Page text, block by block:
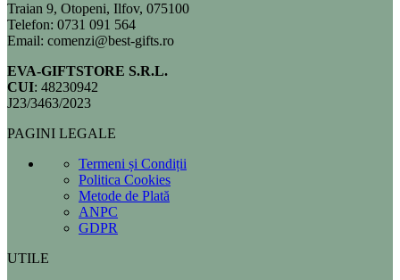
Traian 9, Otopeni, Ilfov, 075100
Telefon: 0731 091 564
Email: comenzi@best-gifts.ro
EVA-GIFTSTORE S.R.L.
CUI: 48230942
J23/3463/2023
PAGINI LEGALE
Termeni și Condiții
Politica Cookies
Metode de Plată
ANPC
GDPR
UTILE